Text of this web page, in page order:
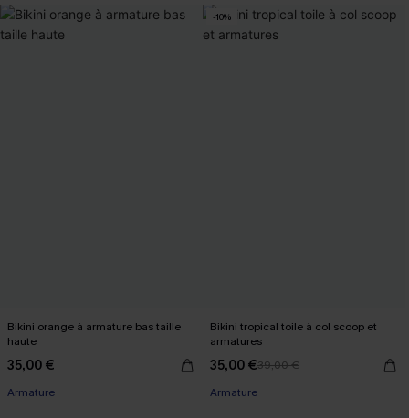
Bikini orange à armature bas taille
haute
35,00 €
Armature
-10%
Bikini tropical toile à col scoop et
armatures
35,00 €39,00 €
Armature